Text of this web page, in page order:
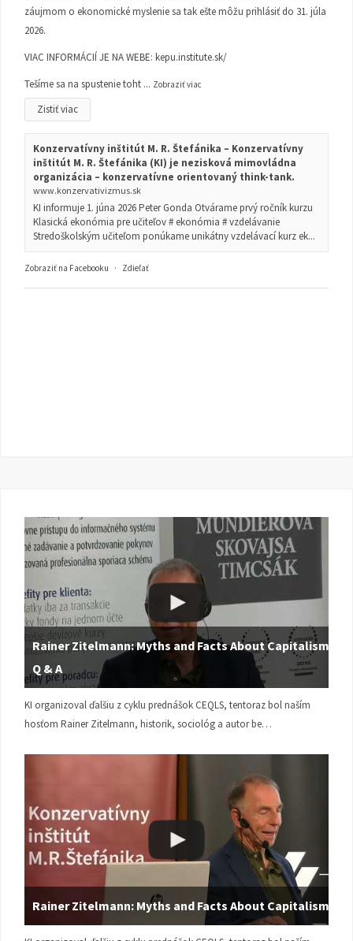
záujmom o ekonomické myslenie sa tak ešte môžu prihlásiť do 31. júla
2026.
VIAC INFORMÁCIÍ JE NA WEBE: kepu.institute.sk/
Tešíme sa na spustenie toht ... Zobraziť viac
Zistiť viac
Konzervatívny inštitút M. R. Štefánika – Konzervatívny
inštitút M. R. Štefánika (KI) je nezisková mimovládna
organizácia – konzervatívne orientovaný think-tank.
www.konzervativizmus.sk
KI informuje 1. júna 2026 Peter Gonda Otvárame prvý ročník kurzu
Klasická ekonómia pre učiteľov # ekonómia # vzdelávanie
Stredoškolským učiteľom ponúkame unikátny vzdelávací kurz ek...
Zobraziť na Facebooku · Zdieľať
Rainer Zitelmann: Myths and Facts About Capitalism |
Q & A
KI organizoval ďalšiu z cyklu prednášok CEQLS, tentoraz bol naším
hosťom Rainer Zitelmann, historik, sociológ a autor be…
Rainer Zitelmann: Myths and Facts About Capitalism